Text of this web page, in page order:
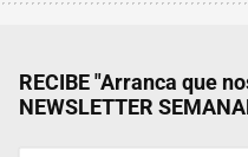
RECIBE "Arranca que
NEWSLETTER